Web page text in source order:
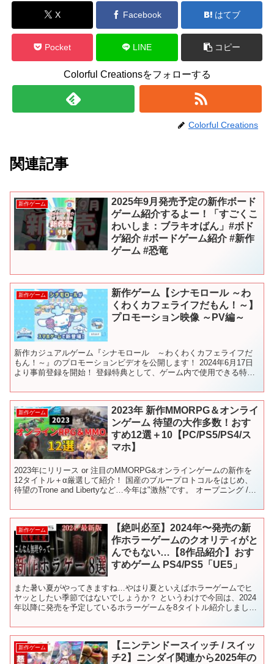
X Facebook はてブ
Pocket LINE コピー
Colorful Creationsをフォローする
Colorful Creations
関連記事
新作ゲーム
2025年9月発売予定の新作ボード
ゲーム紹介するよー！「すごくこ
わいしま：ブラキオばん」#ボド
ゲ紹介 #ボードゲーム紹介 #新作
ゲーム #恐竜
新作ゲーム
新作ゲーム【シナモロール ～わ
くわくカフェライフだもん！～】
プロモーション映像 ～PV編～
新作カジュアルゲーム『シナモロール ～わくわくカフェライフだ
もん！～』のプロモーションビデオを公開します！ 2024年6月17日
より事前登録を開始！ 登録特典として、ゲーム内で使用できる特別
新作ゲーム
2023年 新作MMORPG＆オンライ
ンゲーム 待望の大作多数！おす
すめ12選＋10【PC/PS5/PS4/ス
マホ】
2023年にリリース or 注目のMMORPG&オンラインゲームの新作を
12タイトル＋α厳選して紹介！ 国産のブループロトコルをはじめ、
待望のTrone and Libertyなど…今年は"激熱"です。 オープニング /
新作ゲーム
【絶叫必至】2024年〜発売の新
作ホラーゲームのクオリティがと
んでもない…【8作品紹介】おす
すめゲーム PS4/PS5「UE5」
また暑い夏がやってきますね…やはり夏といえばホラーゲームでヒ
ヤッとしたい季節ではないでしょうか？ というわけで今回は、2024
年以降に発売を予定しているホラーゲームを8タイトル紹介しまし
新作ゲーム
【ニンテンドースイッチ / スイッ
チ2】ニンダイ関連から2025年の